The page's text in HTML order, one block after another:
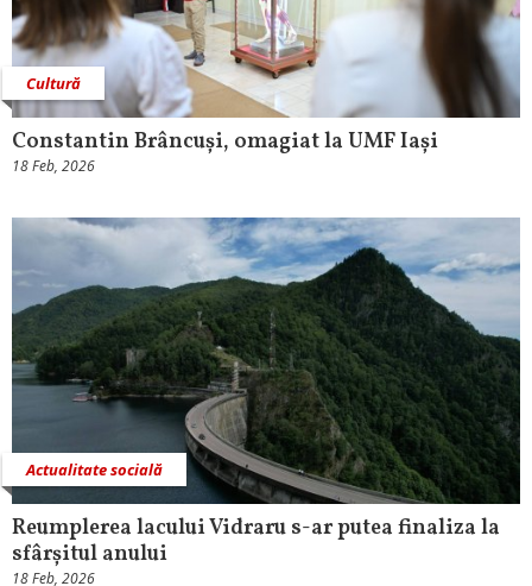
Cultură
Constantin Brâncuși, omagiat la UMF Iași
18 Feb, 2026
Actualitate socială
Reumplerea lacului Vidraru s-ar putea finaliza la
sfârșitul anului
18 Feb, 2026